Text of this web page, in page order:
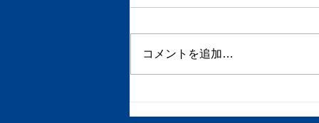
初任給2025
コメントを追加…